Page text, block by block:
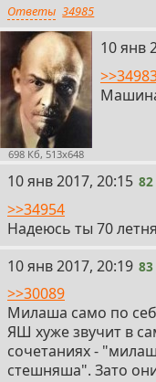
Ответы 34985
698 Кб, 513x648
81
10 янв
82
10 янв 2017, 20:15 82
>>34954
Надеюсь ты 70
83
10 янв 2017, 20:19 83
>>30089
Милаша само по
ЯШ хуже звучит в
сочетаниях -
стешняша". Зато